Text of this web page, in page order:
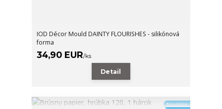
IOD Décor Mould DAINTY FLOURISHES - silikónová
forma
34,90 EUR/ks
Detail
Novinka